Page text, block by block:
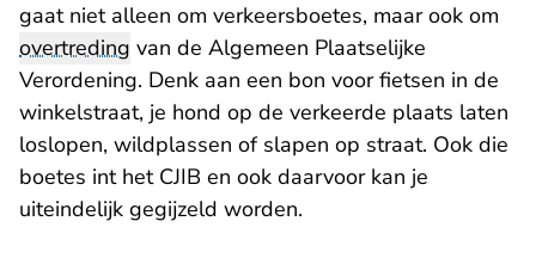
gaat niet alleen om verkeersboetes, maar ook om
overtreding van de Algemeen Plaatselijke
Verordening. Denk aan een bon voor fietsen in de
winkelstraat, je hond op de verkeerde plaats laten
loslopen, wildplassen of slapen op straat. Ook die
boetes int het CJIB en ook daarvoor kan je
uiteindelijk gegijzeld worden.